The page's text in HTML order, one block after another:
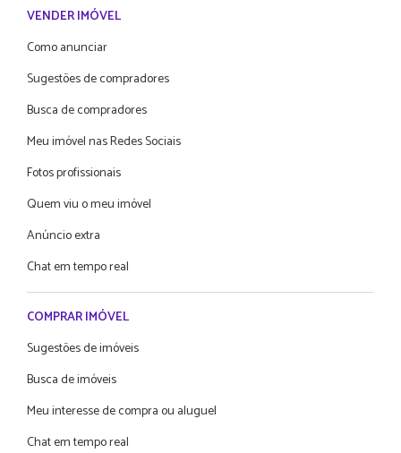
VENDER IMÓVEL
Como anunciar
Sugestões de compradores
Busca de compradores
Meu imóvel nas Redes Sociais
Fotos profissionais
Quem viu o meu imóvel
Anúncio extra
Chat em tempo real
COMPRAR IMÓVEL
Sugestões de imóveis
Busca de imóveis
Meu interesse de compra ou aluguel
Chat em tempo real